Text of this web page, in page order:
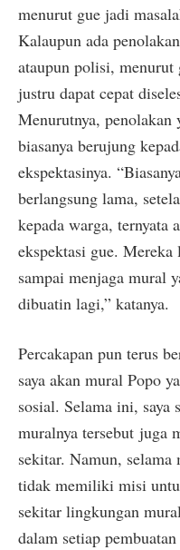
menurut gue jadi
Kalaupun ada
ataupun polisi,
justru dapat cepat
Menurutnya, penolakan
biasanya berujung
ekspektasinya.
berlangsung lama,
kepada warga, ternyata
ekspektasi gue.
sampai menjaga mural
dibuatin lagi,” katanya.
Percakapan pun terus
saya akan mural Popo
sosial. Selama ini, saya
muralnya tersebut juga
sekitar. Namun,
tidak memiliki misi
sekitar lingkungan
dalam setiap